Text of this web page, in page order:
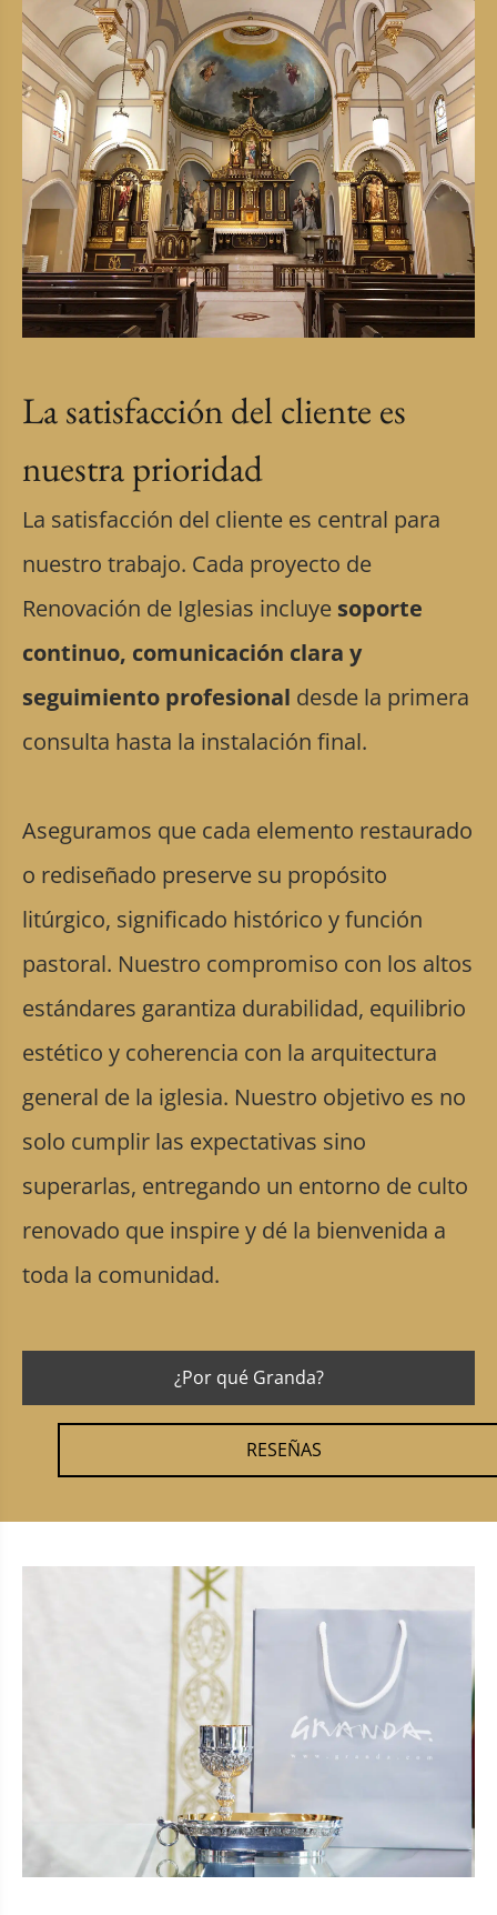
La satisfacción del cliente es
nuestra prioridad
La satisfacción del cliente es central para
nuestro trabajo. Cada proyecto de
Renovación de Iglesias incluye soporte
continuo, comunicación clara y
seguimiento profesional desde la primera
consulta hasta la instalación final.
Aseguramos que cada elemento restaurado
o rediseñado preserve su propósito
litúrgico, significado histórico y función
pastoral. Nuestro compromiso con los altos
estándares garantiza durabilidad, equilibrio
estético y coherencia con la arquitectura
general de la iglesia. Nuestro objetivo es no
solo cumplir las expectativas sino
superarlas, entregando un entorno de culto
renovado que inspire y dé la bienvenida a
toda la comunidad.
¿Por qué Granda?
RESEÑAS